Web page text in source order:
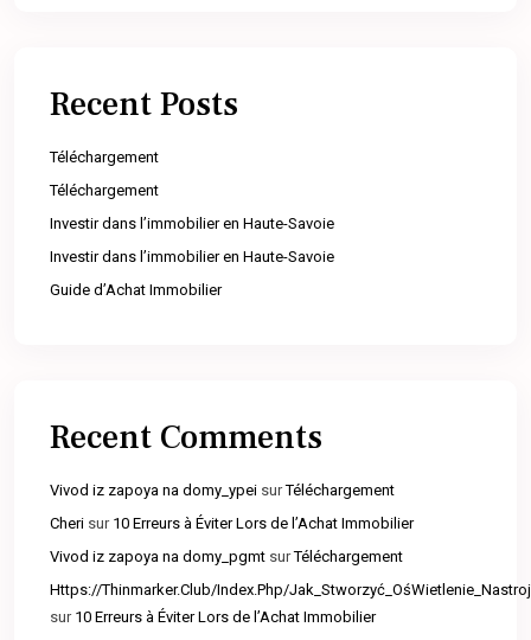
Recent Posts
Téléchargement
Téléchargement
Investir dans l’immobilier en Haute-Savoie
Investir dans l’immobilier en Haute-Savoie
Guide d’Achat Immobilier
Recent Comments
Vivod iz zapoya na domy_ypei surTéléchargement
Cheri sur 10 Erreurs à Éviter Lors de l’Achat Immobilier
Vivod iz zapoya na domy_pgmt surTéléchargement
Https://Thinmarker.Club/Index.Php/
sur 10 Erreurs à Éviter Lors de l’Achat Immobilier